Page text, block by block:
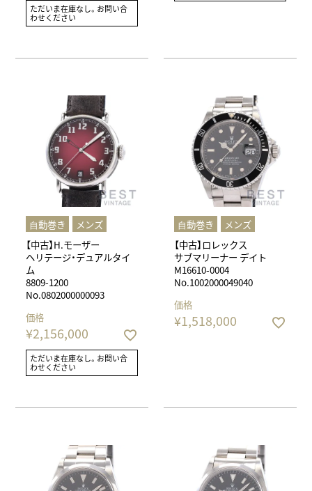
ただいま在庫なし。お問い合
わせください
⾃動巻き
メンズ
【中古】H.モーザー
ヘリテージ・デュアルタイ
ム
8809-1200
No.0802000000093
価格
¥2,156,000
ただいま在庫なし。お問い合
わせください
⾃動巻き
メンズ
【中古】ロレックス
サブマリーナー デイト
M16610-0004
No.1002000049040
価格
¥1,518,000